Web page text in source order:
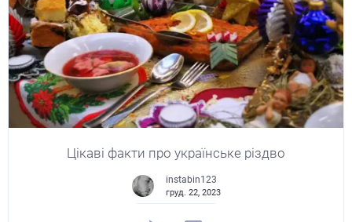
Цікаві факти про українське різдво
instabin123
груд. 22, 2023